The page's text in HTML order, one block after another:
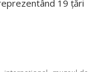
19 ţări